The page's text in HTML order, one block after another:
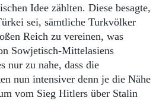
Idee zählten. Diese besagte,
sei, sämtliche Turkvölker
Reich zu vereinen, was
Sowjetisch-Mittelasiens
nur zu nahe, dass die
nun intensiver denn je die Nähe
vom Sieg Hitlers über Stalin